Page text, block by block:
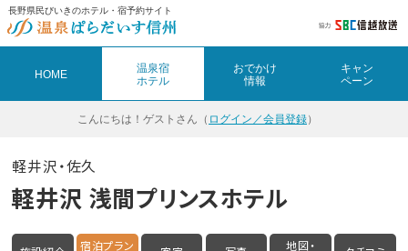
長野県民びいきのホテル・宿予約サイト
HOME
温泉宿
ホテル
おでかけ
情報
キャン
ペーン
こんにちは！ ゲストさん（ ログイン／会員登録）
軽井沢・佐久
軽井沢 浅間プリンスホテル
宿泊プラン 地図・